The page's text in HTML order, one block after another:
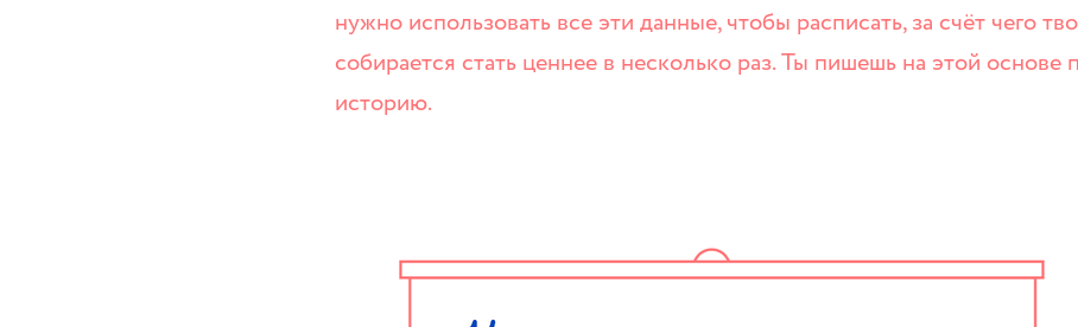
нужно использовать все эти данные, чтобы расписать, за счёт чего
собирается стать ценнее в несколько раз. Ты пишешь на этой
историю.